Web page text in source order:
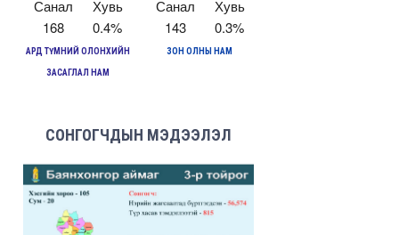
Санал
Хувь
168
0.4%
АРД ТҮМНИЙ ОЛОНХИЙН
ЗАСАГЛАЛ НАМ
Санал
Хувь
143
0.3%
ЗОН ОЛНЫ НАМ
СОНГОГЧДЫН МЭДЭЭЛЭЛ